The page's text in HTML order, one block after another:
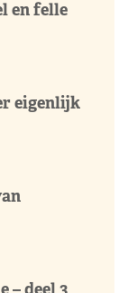
en felle
eigenlijk
– deel 3